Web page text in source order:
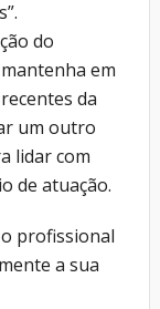
do
em
da
um outro
lidar com
de atuação.
profissional
a sua